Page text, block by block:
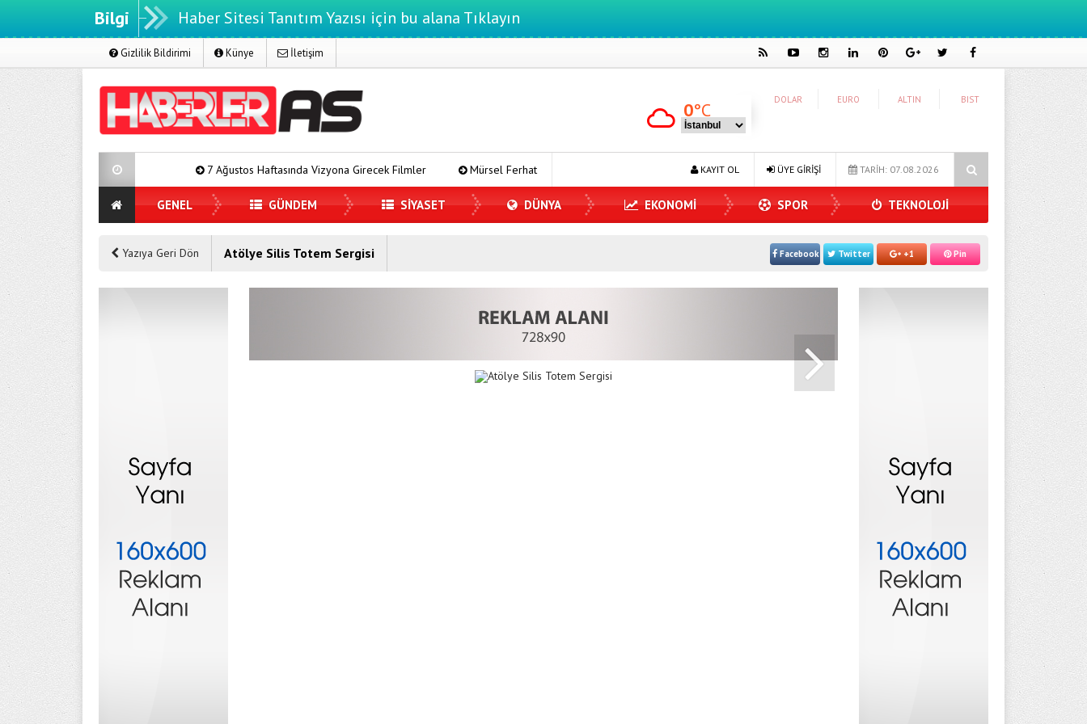
Bilgi Haber Sitesi Tanıtım Yazısı için bu alana Tıklayın
Gizlilik Bildirimi Künye İletişim
DOLAR EURO ALTIN BIST
0°C
7 Ağustos Haftasında Vizyona Girecek Filmler Mürsel Ferhat Sağlam Tek Rumeli Tv’de Marka Atölyesi Programına Konuk Oldu Dijitalleşme Ebelik Hizmetlerini Dönüştürüyor
TARİH: 07.08.2026
ÜYE GİRİŞİ
KAYIT OL
GENEL GÜNDEM SİYASET DÜNYA EKONOMİ SPOR TEKNOLOJİ
Yazıya Geri Dön Atölye Silis Totem Sergisi Facebook Twitter +1 Pin